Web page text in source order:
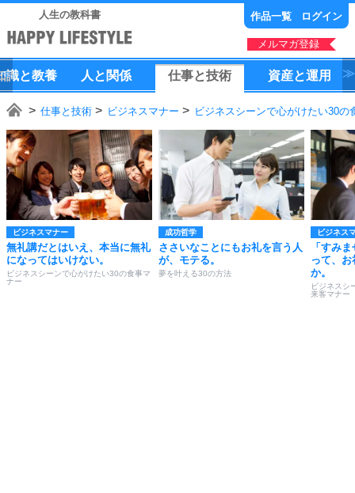
人生の教科書 作品一覧 ログイン
メルマガ登録
識と教養 人 と 関係 仕事と技術 資産と運用
仕事と技術 ビジネスマナー ビジネスシーンで心がけたい30の
ビジネスマナー
無礼講だとはいえ、本当に無礼
になってはいけない。
ビジネスシーンで心がけたい30の食事マ
ナー
成功哲学
ささいなことにもお礼を言う人
が、モテる。
夢を叶える30の方法
ビジネス
「すみ
って、お
か。
ビジネスシ
来客マナー